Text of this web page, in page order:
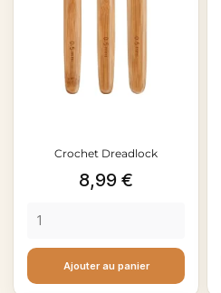
Crochet Dreadlock
Prix
8,99 €
Ajouter au panier